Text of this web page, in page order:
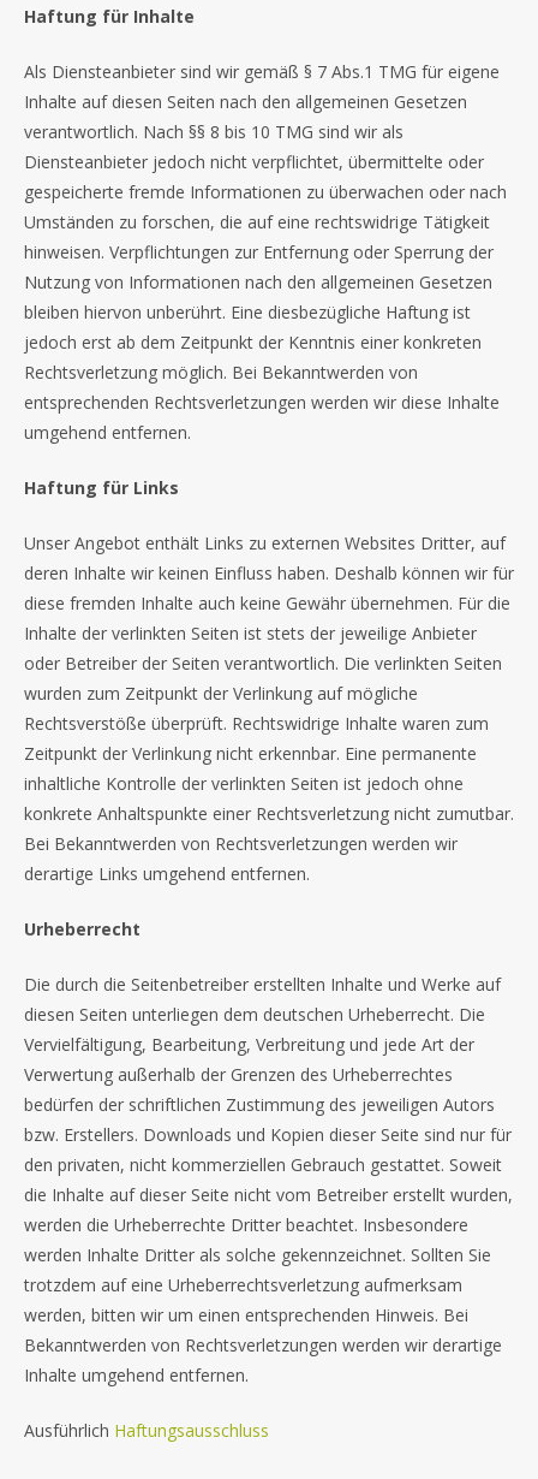
Haftung für Inhalte
Als Diensteanbieter sind wir gemäß § 7 Abs.1 TMG für eigene
Inhalte auf diesen Seiten nach den allgemeinen Gesetzen
verantwortlich. Nach §§ 8 bis 10 TMG sind wir als
Diensteanbieter jedoch nicht verpflichtet, übermittelte oder
gespeicherte fremde Informationen zu überwachen oder nach
Umständen zu forschen, die auf eine rechtswidrige Tätigkeit
hinweisen. Verpflichtungen zur Entfernung oder Sperrung der
Nutzung von Informationen nach den allgemeinen Gesetzen
bleiben hiervon unberührt. Eine diesbezügliche Haftung ist
jedoch erst ab dem Zeitpunkt der Kenntnis einer konkreten
Rechtsverletzung möglich. Bei Bekanntwerden von
entsprechenden Rechtsverletzungen werden wir diese Inhalte
umgehend entfernen.
Haftung für Links
Unser Angebot enthält Links zu externen Websites Dritter, auf
deren Inhalte wir keinen Einfluss haben. Deshalb können wir für
diese fremden Inhalte auch keine Gewähr übernehmen. Für die
Inhalte der verlinkten Seiten ist stets der jeweilige Anbieter
oder Betreiber der Seiten verantwortlich. Die verlinkten Seiten
wurden zum Zeitpunkt der Verlinkung auf mögliche
Rechtsverstöße überprüft. Rechtswidrige Inhalte waren zum
Zeitpunkt der Verlinkung nicht erkennbar. Eine permanente
inhaltliche Kontrolle der verlinkten Seiten ist jedoch ohne
konkrete Anhaltspunkte einer Rechtsverletzung nicht zumutbar.
Bei Bekanntwerden von Rechtsverletzungen werden wir
derartige Links umgehend entfernen.
Urheberrecht
Die durch die Seitenbetreiber erstellten Inhalte und Werke auf
diesen Seiten unterliegen dem deutschen Urheberrecht. Die
Vervielfältigung, Bearbeitung, Verbreitung und jede Art der
Verwertung außerhalb der Grenzen des Urheberrechtes
bedürfen der schriftlichen Zustimmung des jeweiligen Autors
bzw. Erstellers. Downloads und Kopien dieser Seite sind nur für
den privaten, nicht kommerziellen Gebrauch gestattet. Soweit
die Inhalte auf dieser Seite nicht vom Betreiber erstellt wurden,
werden die Urheberrechte Dritter beachtet. Insbesondere
werden Inhalte Dritter als solche gekennzeichnet. Sollten Sie
trotzdem auf eine Urheberrechtsverletzung aufmerksam
werden, bitten wir um einen entsprechenden Hinweis. Bei
Bekanntwerden von Rechtsverletzungen werden wir derartige
Inhalte umgehend entfernen.
Ausführlich Haftungsausschluss